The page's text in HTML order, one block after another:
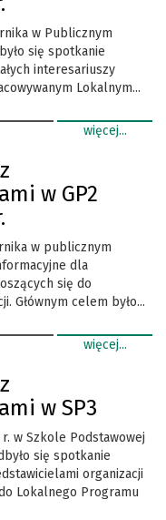
w Publicznym
się spotkanie
interesariuszy
Lokalnym...
więcej...
w GP2
w publicznym
dla
się do
Głównym celem było...
więcej...
w SP3
r. w Szkole Podstawowej
się spotkanie
organizacji
Lokalnego Programu